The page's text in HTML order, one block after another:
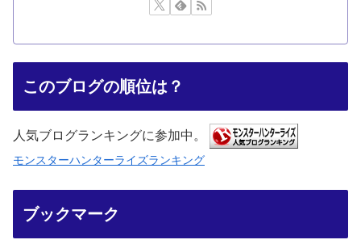
このブログの順位は？
人気ブログランキングに参加中。
モンスターハンターライズランキング
ブックマーク